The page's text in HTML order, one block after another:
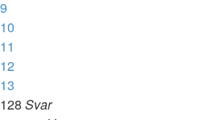
9
10
11
12
13
128 Svar